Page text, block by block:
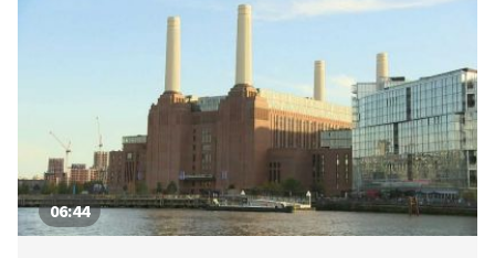
možné opakovat každých deset let – referendum
o této otázce se totiž konalo v roce 2014.
06:44